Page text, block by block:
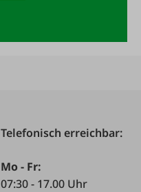
Telefonisch erreichbar:
Mo - Fr:
07:30 - 17.00 Uhr